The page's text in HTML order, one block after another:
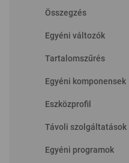
Összegzés
Egyéni változók
Tartalomszűrés
Egyéni komponensek
Eszközprofil
Távoli szolgáltatások
Egyéni programok